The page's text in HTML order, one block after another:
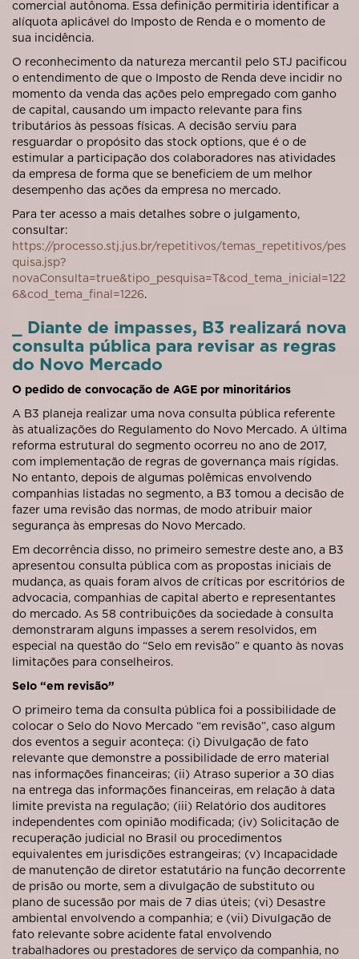
comercial autônoma. Essa definição permitiria identificar a
alíquota aplicável do Imposto de Renda e o momento de
sua incidência.
O reconhecimento da natureza mercantil pelo STJ pacificou
o entendimento de que o Imposto de Renda deve incidir no
momento da venda das ações pelo empregado com ganho
de capital, causando um impacto relevante para fins
tributários às pessoas físicas. A decisão serviu para
resguardar o propósito das stock options, que é o de
estimular a participação dos colaboradores nas atividades
da empresa de forma que se beneficiem de um melhor
desempenho das ações da empresa no mercado.
Para ter acesso a mais detalhes sobre o julgamento,
consultar:
https://processo.stj.jus.br/repetitivos/temas_repetitivos/pes
quisa.jsp?
novaConsulta=true&tipo_pesquisa=T&cod_tema_inicial=122
6&cod_tema_final=1226.
_ Diante de impasses, B3 realizará nova
consulta pública para revisar as regras
do Novo Mercado
O pedido de convocação de AGE por minoritários
A B3 planeja realizar uma nova consulta pública referente
às atualizações do Regulamento do Novo Mercado. A última
reforma estrutural do segmento ocorreu no ano de 2017,
com implementação de regras de governança mais rígidas.
No entanto, depois de algumas polêmicas envolvendo
companhias listadas no segmento, a B3 tomou a decisão de
fazer uma revisão das normas, de modo atribuir maior
segurança às empresas do Novo Mercado.
Em decorrência disso, no primeiro semestre deste ano, a B3
apresentou consulta pública com as propostas iniciais de
mudança, as quais foram alvos de críticas por escritórios de
advocacia, companhias de capital aberto e representantes
do mercado. As 58 contribuições da sociedade à consulta
demonstraram alguns impasses a serem resolvidos, em
especial na questão do “Selo em revisão” e quanto às novas
limitações para conselheiros.
Selo “em revisão”
O primeiro tema da consulta pública foi a possibilidade de
colocar o Selo do Novo Mercado “em revisão”, caso algum
dos eventos a seguir aconteça: (i) Divulgação de fato
relevante que demonstre a possibilidade de erro material
nas informações financeiras; (ii) Atraso superior a 30 dias
na entrega das informações financeiras, em relação à data
limite prevista na regulação; (iii) Relatório dos auditores
independentes com opinião modificada; (iv) Solicitação de
recuperação judicial no Brasil ou procedimentos
equivalentes em jurisdições estrangeiras; (v) Incapacidade
de manutenção de diretor estatutário na função decorrente
de prisão ou morte, sem a divulgação de substituto ou
plano de sucessão por mais de 7 dias úteis; (vi) Desastre
ambiental envolvendo a companhia; e (vii) Divulgação de
fato relevante sobre acidente fatal envolvendo
trabalhadores ou prestadores de serviço da companhia, no